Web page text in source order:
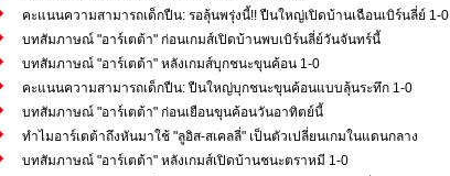
คะแนนความสามารถเด็กปืน: รอลุ้นพรุ่งนี้!! ปืนใหญ่เปิดบ้านเฉือนเบิร์นลี่ย์ 1-0
บทสัมภาษณ์ "อาร์เตต้า" ก่อนเกมส์เปิดบ้านพบเบิร์นลี่ย์วันจันทร์นี้
บทสัมภาษณ์ "อาร์เตต้า" หลังเกมส์บุกชนะขุนค้อน 1-0
คะแนนความสามารถเด็กปืน: ปืนใหญ่บุกชนะขุนค้อนแบบลุ้นระทึก 1-0
บทสัมภาษณ์ "อาร์เตต้า" ก่อนเยือนขุนค้อนวันอาทิตย์นี้
ทำไมอาร์เตต้าถึงหันมาใช้ "ลูอิส-สเคลลี่" เป็นตัวเปลี่ยนเกมในแดนกลาง
บทสัมภาษณ์ "อาร์เตต้า" หลังเกมส์เปิดบ้านชนะตราหมี 1-0